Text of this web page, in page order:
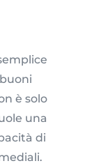
è solo
una
di